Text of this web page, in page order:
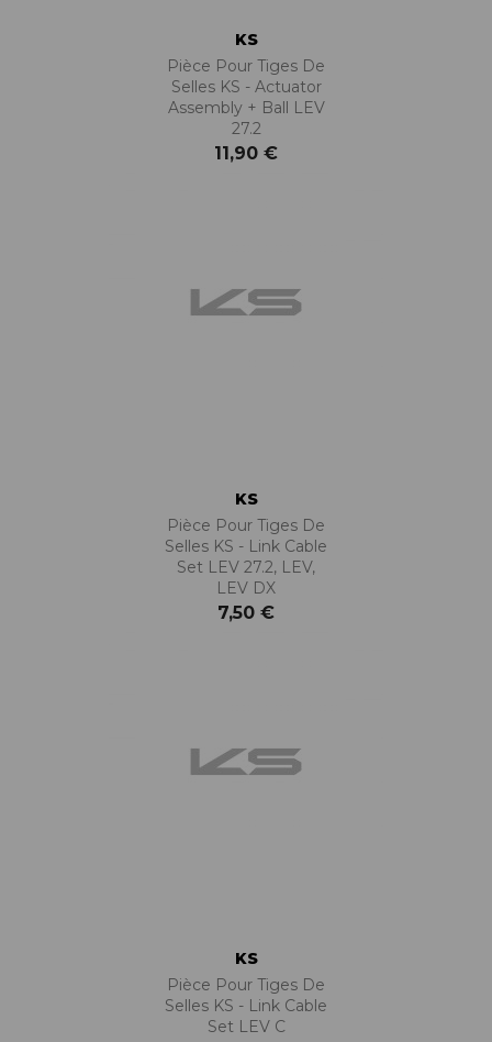
KS
Pièce Pour Tiges De
Selles KS - Actuator
Assembly + Ball LEV
27.2
11,90 €
KS
Pièce Pour Tiges De
Selles KS - Link Cable
Set LEV 27.2, LEV,
LEV DX
7,50 €
KS
Pièce Pour Tiges De
Selles KS - Link Cable
Set LEV C